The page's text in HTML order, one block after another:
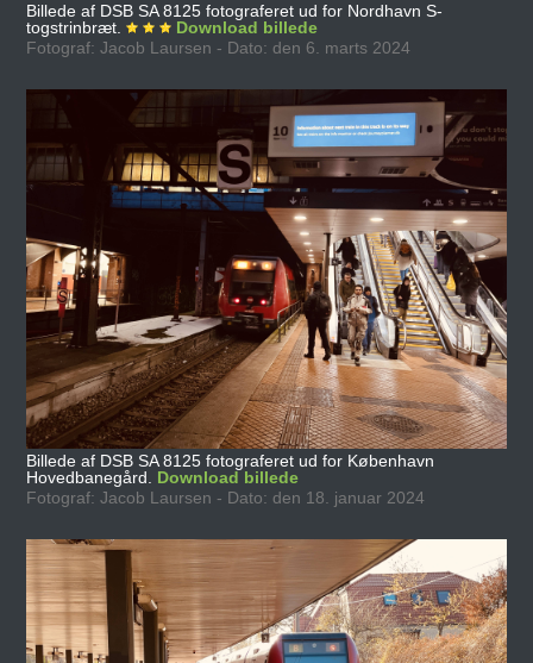
Billede af DSB SA 8125 fotograferet ud for Nordhavn S-
togstrinbræt.
Download billede
Fotograf: Jacob Laursen - Dato: den 6. marts 2024
Billede af DSB SA 8125 fotograferet ud for København
Hovedbanegård. Download billede
Fotograf: Jacob Laursen - Dato: den 18. januar 2024